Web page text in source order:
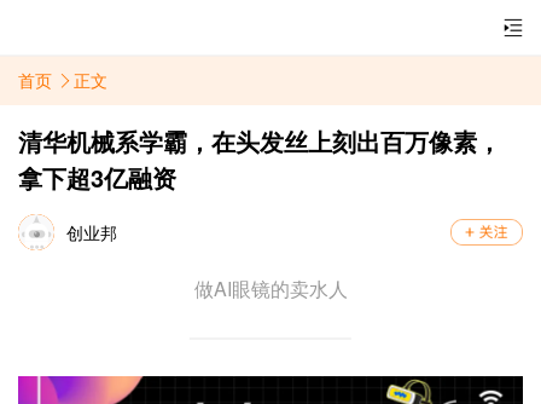
首页 正文
清华机械系学霸，在头发丝上刻出百万像素，
拿下超3亿融资
创业邦
做AI眼镜的卖水人